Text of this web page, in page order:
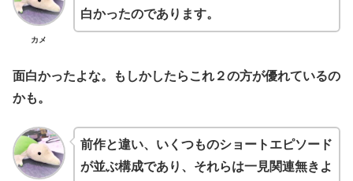
カメ
白かったのであります。
面白かったよな。もしかしたらこれ２の方が優れているの
かも。
前作と違い、いくつものショートエピソード
が並ぶ構成であり、それらは一見関連無きよ